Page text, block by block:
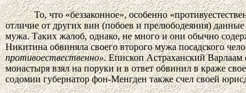
То, что «беззаконное», особенно
отличие от других вин (побоев и прелюбодеяния)
мужа. Таких жалоб, однако, не много и они обычно
Никитина обвиняла своего второго мужа посадского
противоествественно». Епископ Астраханский Варлаам
монастыря взял на поруки и в ответ обвинил в краже
содомии губернатор фон-Менгден также счел своей